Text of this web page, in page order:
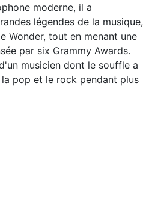
moderne, il a
légendes de la musique,
Wonder, tout en menant une
par six Grammy Awards.
musicien dont le souffle a
pop et le rock pendant plus